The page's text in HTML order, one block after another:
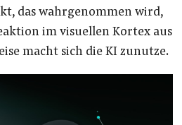
das wahrgenommen wird,
im visuellen Kortex aus
macht sich die KI zunutze.